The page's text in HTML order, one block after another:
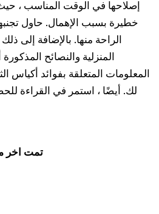
إصلاحها في الوقت المناسب ،
خطيرة بسبب الإهمال. حاول
الراحة منها. بالإضافة إلى
المنزلية والنصائح
المعلومات المتعلقة بفوائد أكياس
لك. أيضًا ، استمر في القراءة
تمت اخر